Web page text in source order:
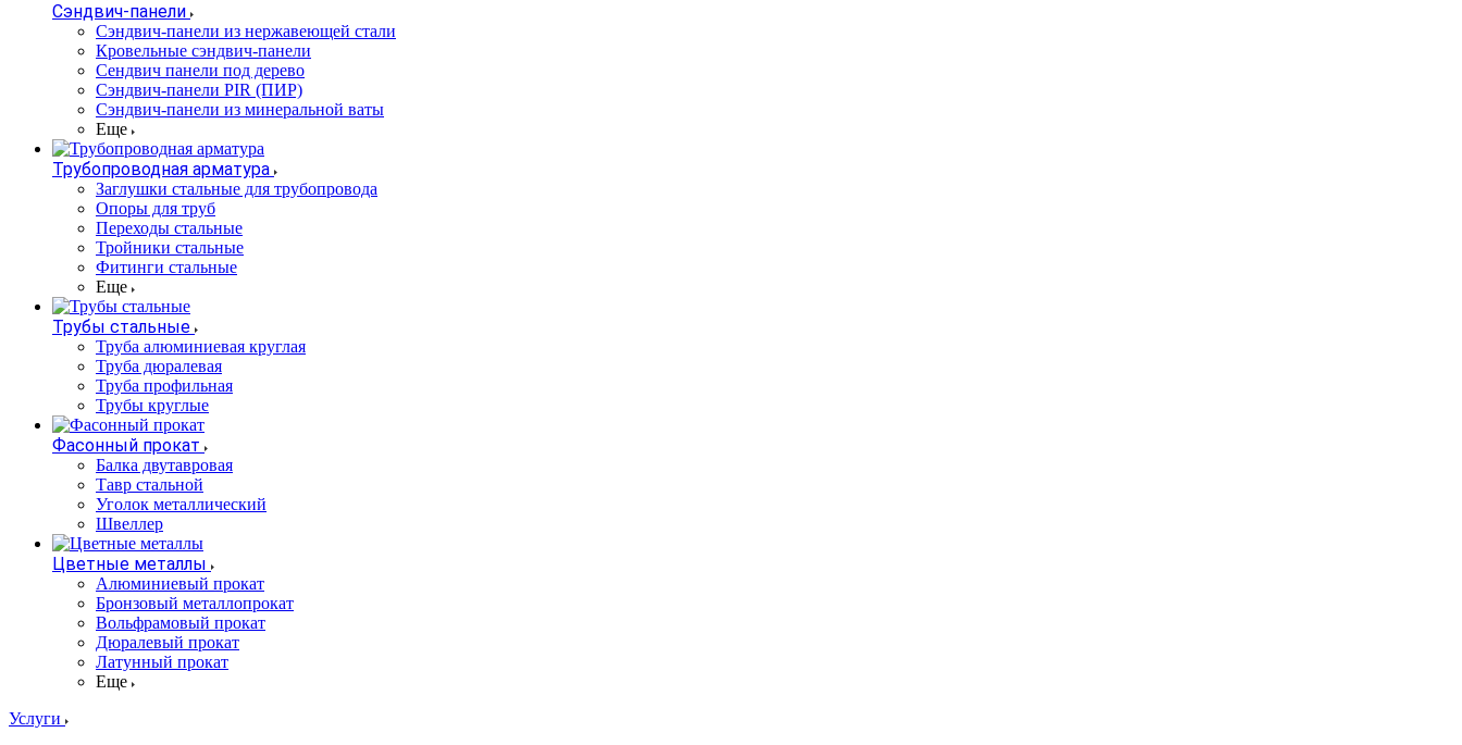
Сэндвич-панели
Cэндвич-панели из нержавеющей стали
Кровельные сэндвич-панели
Сендвич панели под дерево
Сэндвич-панели PIR (ПИР)
Сэндвич-панели из минеральной ваты
Еще
Трубопроводная арматура
Заглушки стальные для трубопровода
Опоры для труб
Переходы стальные
Тройники стальные
Фитинги стальные
Еще
Трубы стальные
Труба алюминиевая круглая
Труба дюралевая
Труба профильная
Трубы круглые
Фасонный прокат
Балка двутавровая
Тавр стальной
Уголок металлический
Швеллер
Цветные металлы
Алюминиевый прокат
Бронзовый металлопрокат
Вольфрамовый прокат
Дюралевый прокат
Латунный прокат
Еще
Услуги